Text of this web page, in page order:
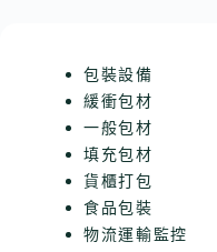
包裝設備
緩衝包材
一般包材
填充包材
貨櫃打包
食品包裝
物流運輸監控